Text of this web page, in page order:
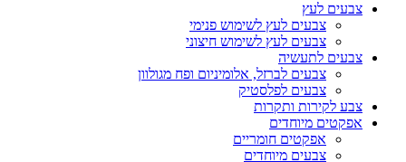
צבעים לעץ
צבעים לעץ לשימוש פנימי
צבעים לעץ לשימוש חיצוני
צבעים לתעשיה
צבעים לברזל, אלומיניום ופח מגולוון
צבעים לפלסטיק
צבע לקירות ותקרות
אפקטים מיוחדים
אפקטים חומריים
צבעים מיוחדים